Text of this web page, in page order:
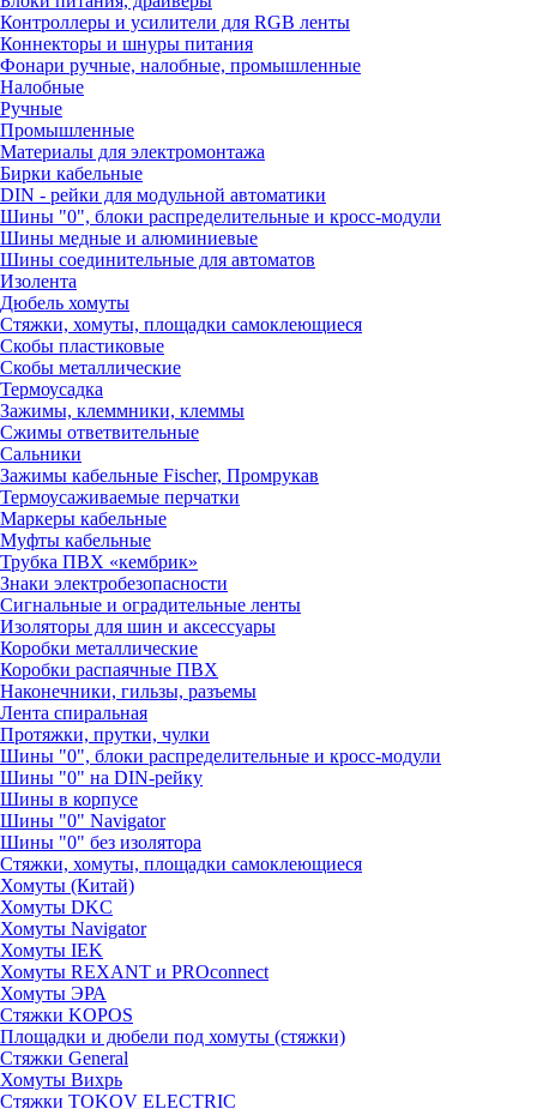
Контроллеры и усилители для RGB ленты
Коннекторы и шнуры питания
Фонари ручные, налобные, промышленные
Налобные
Ручные
Промышленные
Материалы для электромонтажа
Бирки кабельные
DIN - рейки для модульной автоматики
Шины "0", блоки распределительные и кросс-модули
Шины медные и алюминиевые
Шины соединительные для автоматов
Изолента
Дюбель хомуты
Стяжки, хомуты, площадки самоклеющиеся
Скобы пластиковые
Скобы металлические
Термоусадка
Зажимы, клеммники, клеммы
Сжимы ответвительные
Сальники
Зажимы кабельные Fischer, Промрукав
Термоусаживаемые перчатки
Маркеры кабельные
Муфты кабельные
Трубка ПВХ «кембрик»
Знаки электробезопасности
Сигнальные и оградительные ленты
Изоляторы для шин и аксессуары
Коробки металлические
Коробки распаячные ПВХ
Наконечники, гильзы, разъемы
Лента спиральная
Протяжки, прутки, чулки
Шины "0", блоки распределительные и кросс-модули
Шины "0" на DIN-рейку
Шины в корпусе
Шины "0" Navigator
Шины "0" без изолятора
Стяжки, хомуты, площадки самоклеющиеся
Хомуты (Китай)
Хомуты DKC
Хомуты Navigator
Хомуты IEK
Хомуты REXANT и PROconnect
Хомуты ЭРА
Стяжки KOPOS
Площадки и дюбели под хомуты (стяжки)
Стяжки General
Хомуты Вихрь
Стяжки TOKOV ELECTRIC